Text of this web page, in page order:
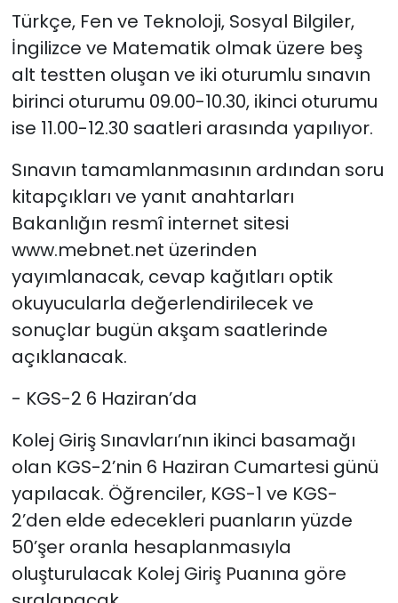
Türkçe, Fen ve Teknoloji, Sosyal Bilgiler,
İngilizce ve Matematik olmak üzere beş
alt testten oluşan ve iki oturumlu sınavın
birinci oturumu 09.00-10.30, ikinci oturumu
ise 11.00-12.30 saatleri arasında yapılıyor.
Sınavın tamamlanmasının ardından soru
kitapçıkları ve yanıt anahtarları
Bakanlığın resmî internet sitesi
www.mebnet.net üzerinden
yayımlanacak, cevap kağıtları optik
okuyucularla değerlendirilecek ve
sonuçlar bugün akşam saatlerinde
açıklanacak.
- KGS-2 6 Haziran’da
Kolej Giriş Sınavları’nın ikinci basamağı
olan KGS-2’nin 6 Haziran Cumartesi günü
yapılacak. Öğrenciler, KGS-1 ve KGS-
2’den elde edecekleri puanların yüzde
50’şer oranla hesaplanmasıyla
oluşturulacak Kolej Giriş Puanına göre
YAŞAM
Yazarlar